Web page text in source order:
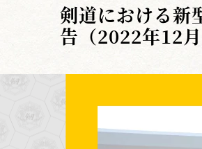
剣道における新
告（2022年12月